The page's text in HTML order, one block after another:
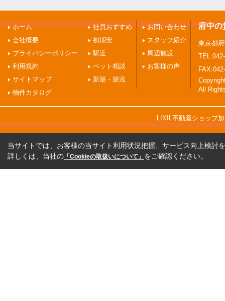
ホーム
会社概要
プライバシーポリシー
利用規約
サイトマップ
物件カタログ
社員おすすめ
初期安
駅近
ペット相談
新築・築浅
お問い合わせ
スタッフ紹介
周辺施設
お客様の声
府中の
東京都
All
LIXIL不動産ショップ
当サイトでは、お客様の当サイト利用状況把握、サービス向上検討
詳しくは、当社の 「Cookieの取扱いについて」 をご確認ください。